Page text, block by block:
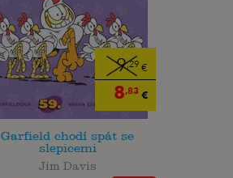
9,29 €
8,83€
Garfield chodí spát se
slepicemi
Jim Davis